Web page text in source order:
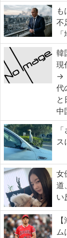
不
韓
現
→
代
中
ス
女
道
い
ム